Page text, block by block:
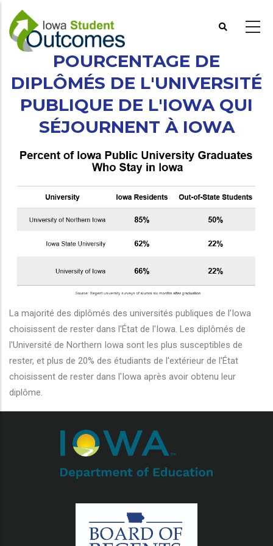
contenu
principal
les actions supplémentaires
POURCENTAGE DE
DIPLÔMÉS DE L'UNIVERSITÉ
PUBLIQUE DE L'IOWA QUI
SÉJOURNENT À IOWA
La majorité des diplômés des universités publiques de l'Iowa
choisissent de rester dans l'État de l'Iowa. Les diplômés de
l'Université de Northern Iowa sont les plus susceptibles de
rester, et plus de 20% des étudiants de l'extérieur de l'État
choisissent de rester dans l'Iowa après avoir obtenu leur
diplôme.